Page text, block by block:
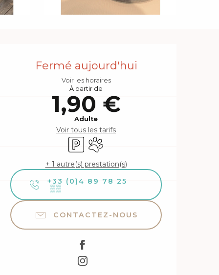
et
Fermé aujourd'hui
Voir les horaires
À partir de
1,90 €
Adulte
Voir tous les tarifs
ParkingAnimaux acceptés
+ 1 autre(s) prestation(s)
+33 (0)4 89 78 25
▒▒
CONTACTEZ-NOUS